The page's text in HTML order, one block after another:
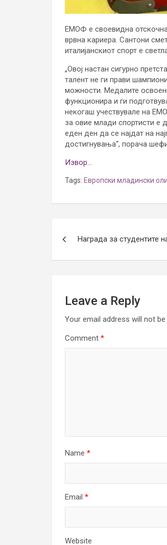
ЕМОФ е своевидна
врвна кариера. Сантони
италијанскиот спорт е
„Овој настан сигурно
талент не ги прави
можности. Медалите
функционира и ги
некогаш учествувале на
за овие млади спортисти е
еден ден да се најдат на
достигнувања“, порача
Извор…
Tags: Европски младински
navigation
Награда за студентите
Leave a Reply
Your email address will not be
Comment *
Name *
Email *
Website